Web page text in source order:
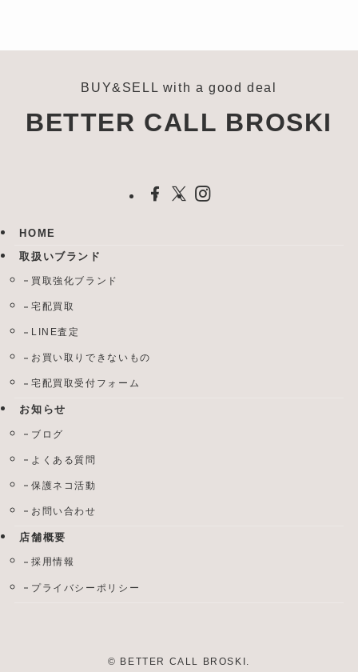
BUY&SELL with a good deal
BETTER CALL BROSKI
HOME
取扱いブランド
買取強化ブランド
宅配買取
LINE査定
お買い取りできないもの
宅配買取受付フォーム
お知らせ
ブログ
よくある質問
保護ネコ活動
お問い合わせ
店舗概要
採用情報
プライバシーポリシー
© BETTER CALL BROSKI.